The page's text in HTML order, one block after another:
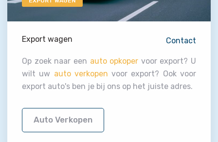
Export wagen Contact
Op zoek naar een auto opkoper voor export? U
wilt uw auto verkopen voor export? Ook voor
export auto's ben je bij ons op het juiste adres.
Auto Verkopen